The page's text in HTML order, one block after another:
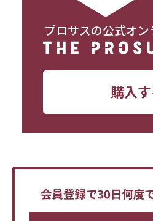
プロサスの公式オ
購入